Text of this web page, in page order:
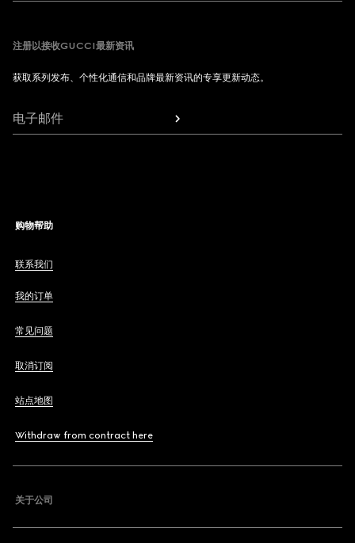
注册以接收GUCCI最新资讯
获取系列发布、个性化通信和品牌最新资讯的专享更新动态。
电子邮件
购物帮助
联系我们
我的订单
常见问题
取消订阅
站点地图
Withdraw from contract here
关于公司